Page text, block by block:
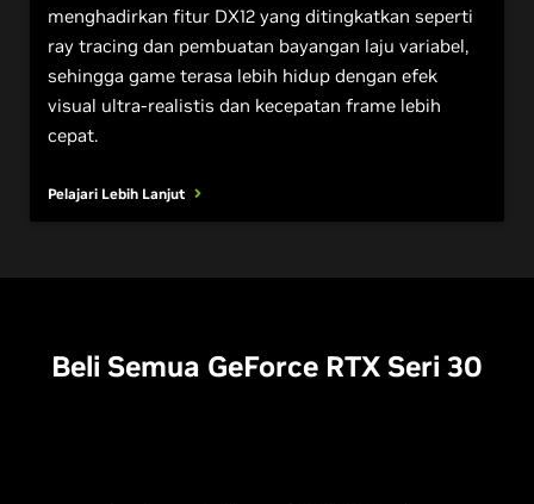
menghadirkan fitur DX12 yang ditingkatkan seperti
ray tracing dan pembuatan bayangan laju variabel,
sehingga game terasa lebih hidup dengan efek
visual ultra-realistis dan kecepatan frame lebih
cepat.
Pelajari Lebih Lanjut
Beli Semua GeForce RTX Seri 30